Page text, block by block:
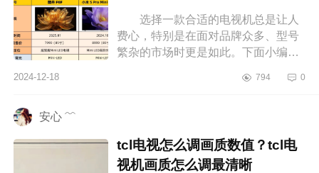
选择一款合适的电视机总是让人
费心，特别是在面对品牌众多、型号
繁杂的市场时更是如此。下面小编为
好？酷开P8F怎么样 酷开和小米
2024-12-18 794 0
安心 ﹌
tcl电视怎么调画质数值？tcl电
视机画质怎么调最清晰